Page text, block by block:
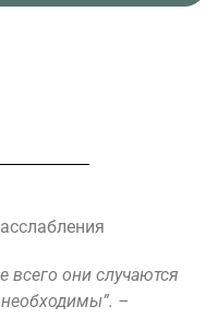
всего они случаются
–